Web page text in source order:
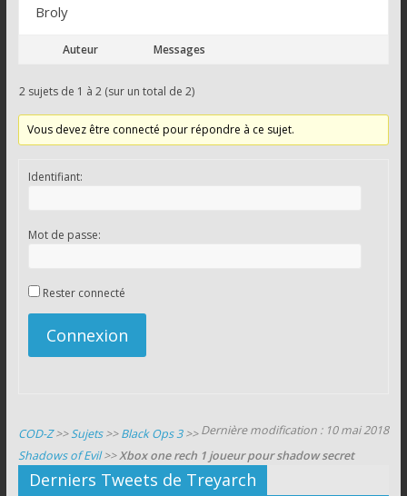
Broly
Auteur Messages
2 sujets de 1 à 2 (sur un total de 2)
Vous devez être connecté pour répondre à ce sujet.
Identifiant:
Mot de passe:
Rester connecté
Connexion
Dernière modification : 10 mai 2018
COD-Z>>Sujets>>Black Ops 3>>
Shadows of Evil>>Xbox one rech 1 joueur pour shadow secret
Derniers Tweets de Treyarch